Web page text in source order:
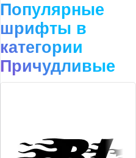
Популярные
шрифты в
категории
Причудливые